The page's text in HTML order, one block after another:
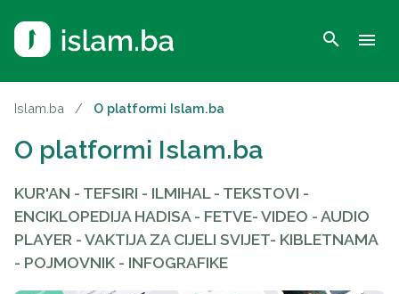
search menu
Islam.ba / O platformi Islam.ba
O platformi Islam.ba
KUR'AN - TEFSIRI - ILMIHAL - TEKSTOVI -
ENCIKLOPEDIJA HADISA - FETVE- VIDEO - AUDIO
PLAYER - VAKTIJA ZA CIJELI SVIJET- KIBLETNAMA
- POJMOVNIK - INFOGRAFIKE